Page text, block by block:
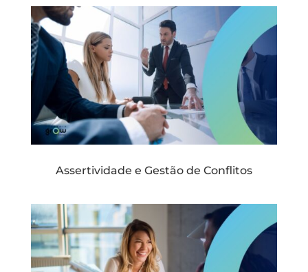
Assertividade e Gestão de Conflitos